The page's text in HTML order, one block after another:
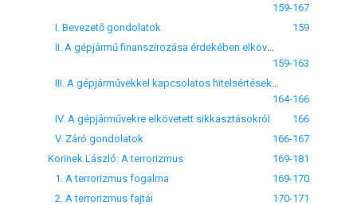
159-167
I. Bevezető gondolatok
159
159-163
164-166
IV. A gépjárművekre elkövetett sikkasztásokról
166
V. Záró gondolatok
166-167
Korinek László: A terrorizmus
169-181
1. A terrorizmus fogalma
169-170
2. A terrorizmus fajtái
170-171